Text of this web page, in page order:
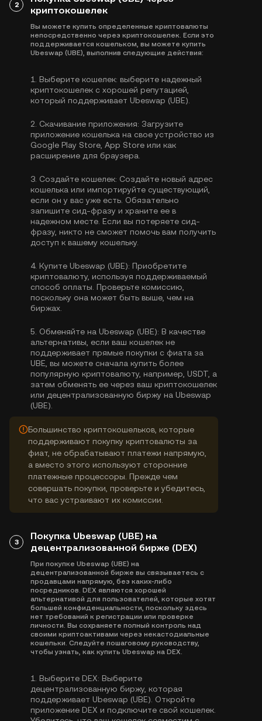
2
криптокошелек
Вы можете купить определенные криптовалюты
непосредственно через криптокошелек. Если это
поддерживается кошельком, вы можете купить
Ubeswap (UBE), выполнив следующие действия:
1. Выберите кошелек: выберите надежный
криптокошелек с хорошей репутацией,
который поддерживает Ubeswap (UBE).
2. Скачивание приложения: Загрузите
приложение кошелька на свое устройство из
Google Play Store, App Store или как
расширение для браузера.
3. Создайте кошелек: Создайте новый адрес
кошелька или импортируйте существующий,
если он у вас уже есть. Обязательно
запишите сид-фразу и храните ее в
надежном месте. Если вы потеряете сид-
фразу, никто не сможет помочь вам получить
доступ к вашему кошельку.
4. Купите Ubeswap (UBE): Приобретите
криптовалюту, используя поддерживаемый
способ оплаты. Проверьте комиссию,
поскольку она может быть выше, чем на
биржах.
5. Обменяйте на Ubeswap (UBE): В качестве
альтернативы, если ваш кошелек не
поддерживает прямые покупки с фиата за
UBE, вы можете сначала купить более
популярную криптовалюту, например, USDT, а
затем обменять ее через ваш криптокошелек
или децентрализованную биржу на Ubeswap
(UBE).
Большинство криптокошельков, которые
поддерживают покупку криптовалюты за
фиат, не обрабатывают платежи напрямую,
а вместо этого используют сторонние
платежные процессоры. Прежде чем
совершать покупки, проверьте и убедитесь,
что вас устраивают их комиссии.
3
Покупка Ubeswap (UBE) на
децентрализованной бирже (DEX)
При покупке Ubeswap (UBE) на
децентрализованной бирже вы связываетесь с
продавцами напрямую, без каких-либо
посредников. DEX являются хорошей
альтернативой для пользователей, которые хотят
большей конфиденциальности, поскольку здесь
нет требований к регистрации или проверке
личности. Вы сохраняете полный контроль над
своими криптоактивами через некастодиальные
кошельки. Следуйте пошаговому руководству,
чтобы узнать, как купить Ubeswap на DEX.
1. Выберите DEX: Выберите
децентрализованную биржу, которая
поддерживает Ubeswap (UBE). Откройте
приложение DEX и подключите свой кошелек.